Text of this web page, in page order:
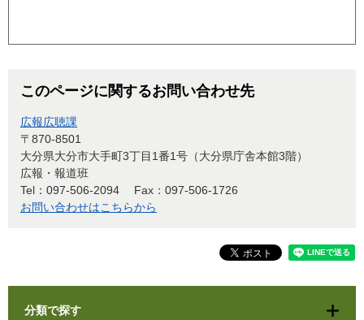
このページに関するお問い合わせ先
広報広聴課
〒870-8501
大分県大分市大手町3丁目1番1号（大分県庁舎本館3階）
広報・報道班
Tel：097-506-2094
Fax：097-506-1726
お問い合わせはこちらから
分類で探す